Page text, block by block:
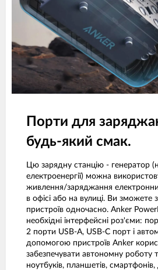
Порти для
будь-який смак.
Цю зарядну станцію - генератор
електроенергії) можна
живлення/заряджання
в офісі або на вулиці. Ви
пристроїв одночасно. Anker
необхідні інтерфейсні роз'єми:
2 порти USB-A, USB-C порт і
допомогою пристроїв Anker
забезпечувати автономну роботу
ноутбуків, планшетів, смартфонів,